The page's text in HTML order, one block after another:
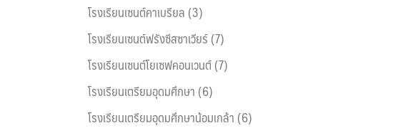
โรงเรียนเซนต์คาเบรียล (3)
โรงเรียนเซนต์ฟรังซีสซาเวียร์ (7)
โรงเรียนเซนต์โยเซฟคอนเวนต์ (7)
โรงเรียนเตรียมอุดมศึกษา (6)
โรงเรียนเตรียมอุดมศึกษาน้อมเกล้า (6)